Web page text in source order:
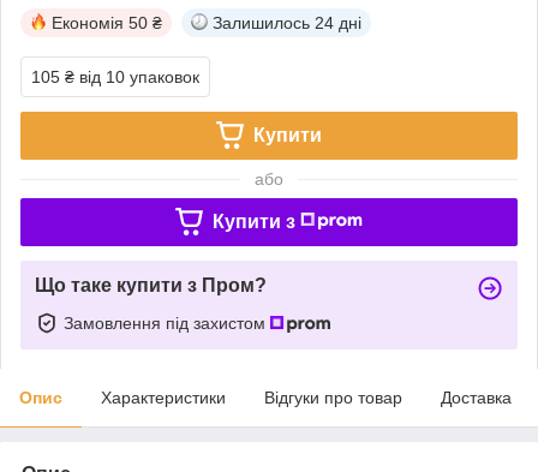
Економія 50 ₴ Залишилось 24 дні
105 ₴ від 10 упаковок
Купити
або
Купити з
Що таке купити з Пром?
Замовлення під захистом
Опис Характеристики Відгуки про товар Доставка